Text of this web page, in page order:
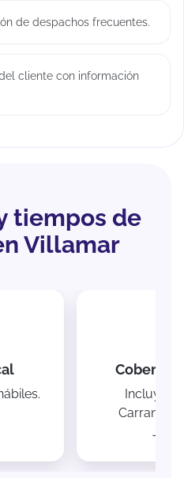
de despachos frecuentes.
cliente con información
tiempos de
Villamar
Incluye
Carranza,